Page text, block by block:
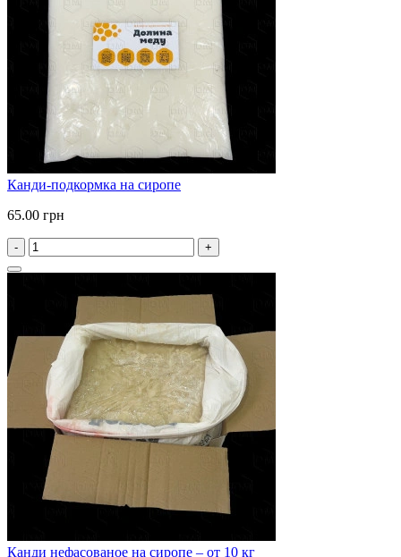
Канди-подкормка на сиропе
65.00 грн
- +
Канди нефасованое на сиропе – от 10 кг